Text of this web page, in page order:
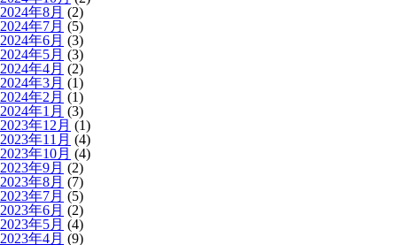
2024年8月 (2)
2024年7月 (5)
2024年6月 (3)
2024年5月 (3)
2024年4月 (2)
2024年3月 (1)
2024年2月 (1)
2024年1月 (3)
2023年12月 (1)
2023年11月 (4)
2023年10月 (4)
2023年9月 (2)
2023年8月 (7)
2023年7月 (5)
2023年6月 (2)
2023年5月 (4)
2023年4月 (9)